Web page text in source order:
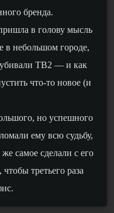
бренда.
в голову мысль
в небольшом городе,
убивали ТВ2 — и как
что-то новое (и
но успешного
ему всю судьбу,
самое сделали с его
третьего раза